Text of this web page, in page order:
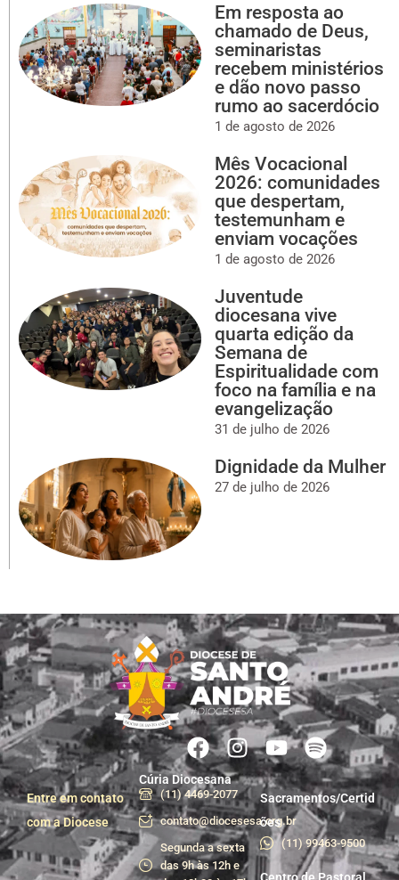
Em resposta ao
chamado de Deus,
seminaristas
recebem ministérios
e dão novo passo
rumo ao sacerdócio
1 de agosto de 2026
Mês Vocacional
2026: comunidades
que despertam,
testemunham e
enviam vocações
1 de agosto de 2026
Juventude
diocesana vive
quarta edição da
Semana de
Espiritualidade com
foco na família e na
evangelização
31 de julho de 2026
Dignidade da Mulher
27 de julho de 2026
Entre em contato
com a Diocese
Cúria Diocesana
(11) 4469-2077
contato@diocesesa.org.br
Segunda a sexta
das 9h às 12h e
Sacramentos/Certid
ões
(11) 99463-9500
Centro de Pastoral